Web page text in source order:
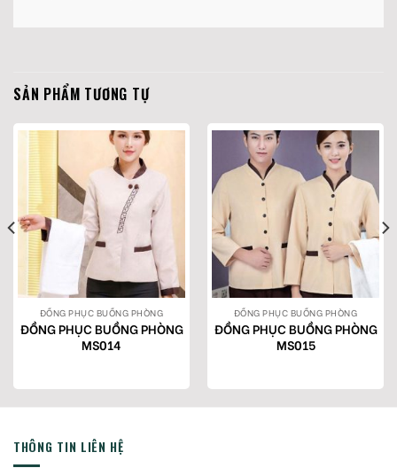
SẢN PHẨM TƯƠNG TỰ
ĐỒNG PHỤC BUỒNG PHÒNG
ĐỒNG PHỤC BUỒNG PHÒNG
MS014
ĐỒNG PHỤC BUỒNG PHÒNG
ĐỒNG PHỤC BUỒNG PHÒNG
MS015
THÔNG TIN LIÊN HỆ